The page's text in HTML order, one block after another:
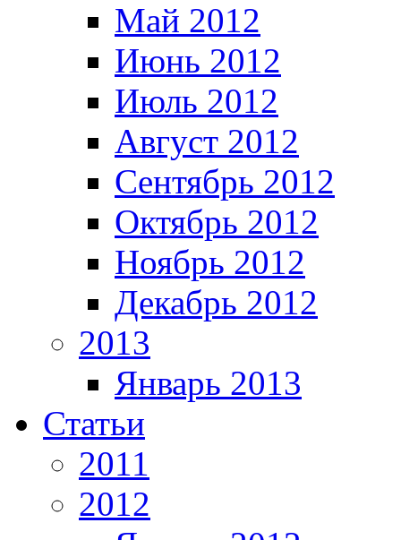
Май 2012
Июнь 2012
Июль 2012
Август 2012
Сентябрь 2012
Октябрь 2012
Ноябрь 2012
Декабрь 2012
2013
Январь 2013
Статьи
2011
2012